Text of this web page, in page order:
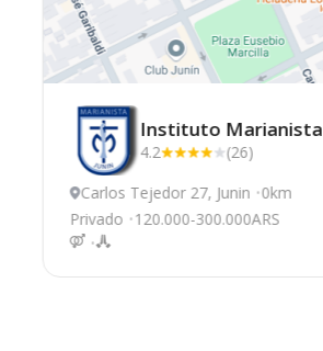
Instituto Marianista
4.2
(26)
Carlos Tejedor 27, Junin 0km
Privado
120.000-300.000ARS